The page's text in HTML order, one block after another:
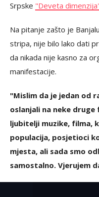
Srpske "Deveta
Na pitanje zašto je
stripa, nije bilo lako dati
da nikada nije kasno za
manifestacije.
"Mislim da je jedan od
oslanjali na neke
ljubitelji muzike, filma,
populacija, posjetioci
mjesta, ali sada smo
samostalno. Vjerujem